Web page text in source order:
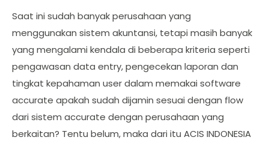
Saat ini sudah banyak perusahaan yang
menggunakan sistem akuntansi, tetapi masih banyak
yang mengalami kendala di beberapa kriteria seperti
pengawasan data entry, pengecekan laporan dan
tingkat kepahaman user dalam memakai software
accurate apakah sudah dijamin sesuai dengan flow
dari sistem accurate dengan perusahaan yang
berkaitan? Tentu belum, maka dari itu ACIS INDONESIA